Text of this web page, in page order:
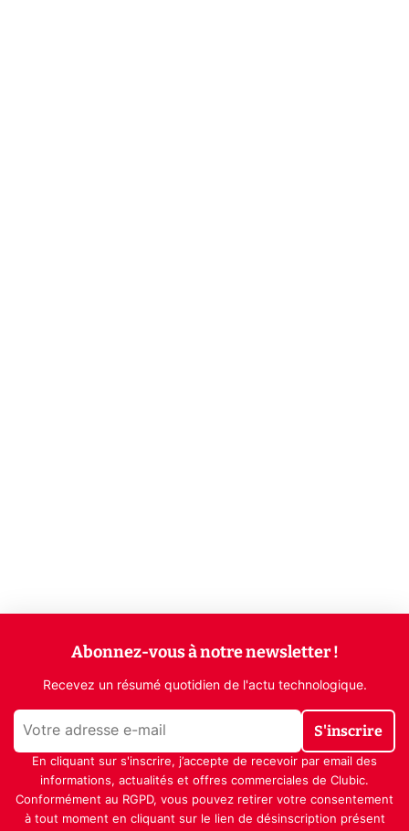
Abonnez-vous à notre newsletter !
Recevez un résumé quotidien de l'actu technologique.
S'inscrire
En cliquant sur s'inscrire, j’accepte de recevoir par email des
informations, actualités et offres commerciales de Clubic.
Conformément au RGPD, vous pouvez retirer votre consentement
à tout moment en cliquant sur le lien de désinscription présent